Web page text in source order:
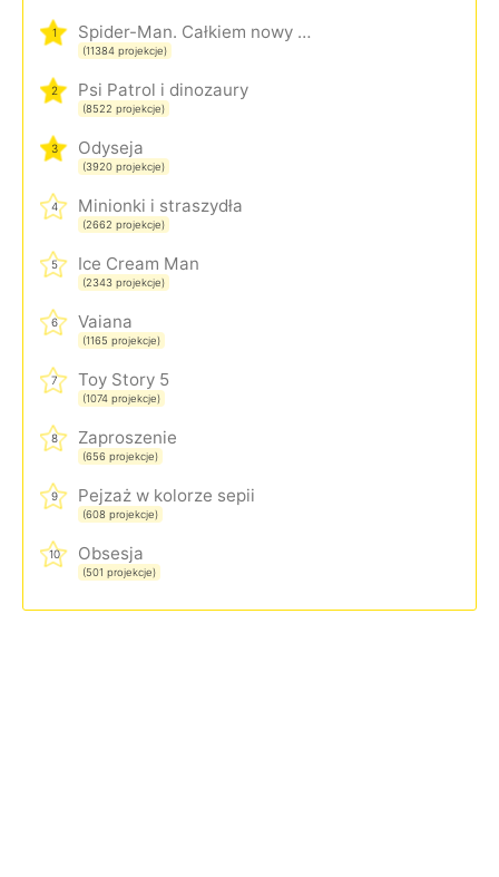
1 Spider-Man. Całkiem nowy dzień
(11384 projekcje)
2 Psi Patrol i dinozaury
(8522 projekcje)
3 Odyseja
(3920 projekcje)
4 Minionki i straszydła
(2662 projekcje)
5 Ice Cream Man
(2343 projekcje)
6 Vaiana
(1165 projekcje)
7 Toy Story 5
(1074 projekcje)
8 Zaproszenie
(656 projekcje)
9 Pejzaż w kolorze sepii
(608 projekcje)
10 Obsesja
(501 projekcje)